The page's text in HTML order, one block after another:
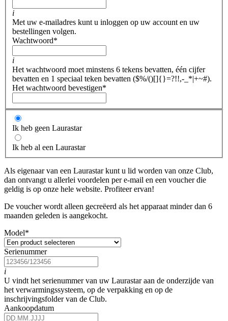
i
Met uw e-mailadres kunt u inloggen op uw account en uw
bestellingen volgen.
Wachtwoord*
i
Het wachtwoord moet minstens 6 tekens bevatten, één cijfer
bevatten en 1 speciaal teken bevatten ($%/()[]{}=?!!,-_*|+~#).
Het wachtwoord bevestigen*
Ik heb geen Laurastar
Ik heb al een Laurastar
Als eigenaar van een Laurastar kunt u lid worden van onze Club,
dan ontvangt u allerlei voordelen per e-mail en een voucher die
geldig is op onze hele website. Profiteer ervan!
De voucher wordt alleen gecreëerd als het apparaat minder dan 6
maanden geleden is aangekocht.
Model*
Serienummer
i
U vindt het serienummer van uw Laurastar aan de onderzijde van
het verwarmingssysteem, op de verpakking en op de
inschrijvingsfolder van de Club.
Aankoopdatum